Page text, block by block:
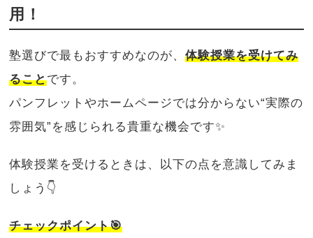
用！
塾選びで最もおすすめなのが、体験授業を受けてみ
ることです。
パンフレットやホームページでは分からない“実際の
雰囲気”を感じられる貴重な機会です✨
体験授業を受けるときは、以下の点を意識してみま
しょう👇
チェックポイント🎯